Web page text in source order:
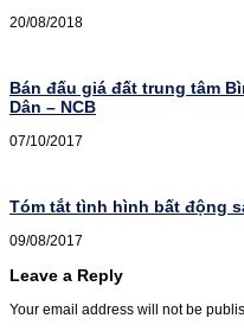
20/08/2018
Bán đấu giá đất trung tâm
Dân – NCB
07/10/2017
Tóm tắt tình hình bất động
09/08/2017
Leave a Reply
Your email address will not be